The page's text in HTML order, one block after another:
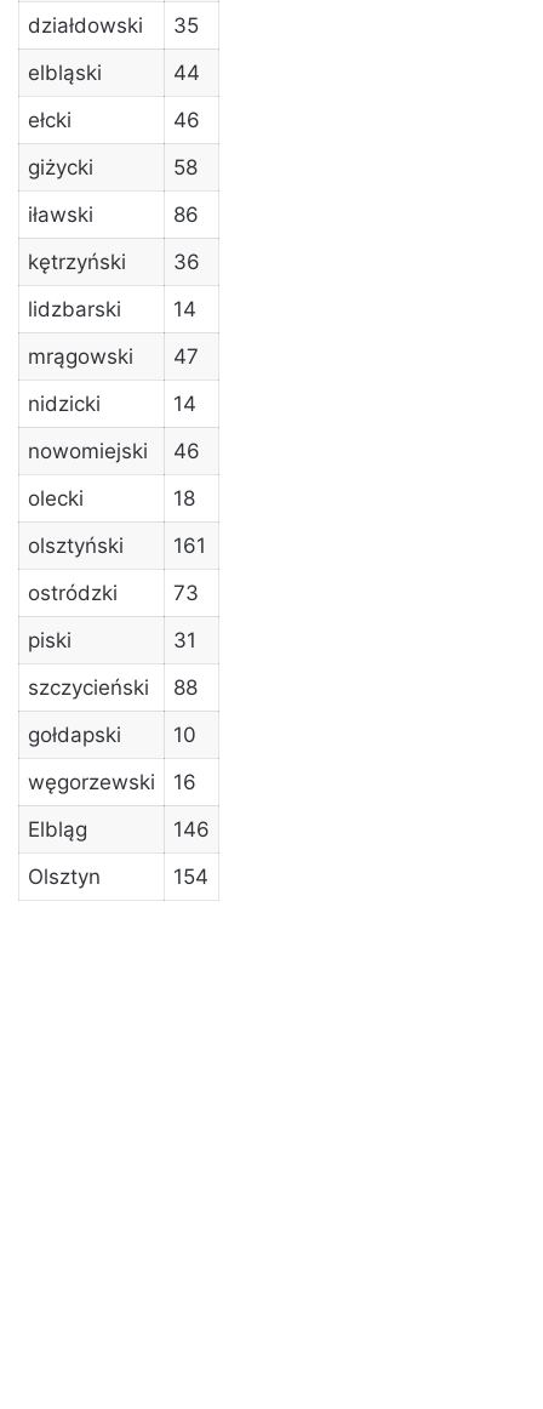
działdowski
35
elbląski
44
ełcki
46
giżycki
58
iławski
86
kętrzyński
36
lidzbarski
14
mrągowski
47
nidzicki
14
nowomiejski
46
olecki
18
olsztyński
161
ostródzki
73
piski
31
szczycieński
88
gołdapski
10
węgorzewski
16
Elbląg
146
Olsztyn
154